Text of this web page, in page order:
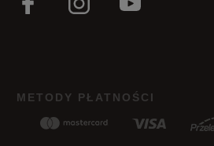
METODY PŁATNOŚCI